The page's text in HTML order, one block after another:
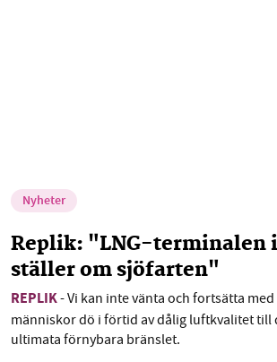
Nyheter
Replik: "LNG-terminalen
ställer om sjöfarten"
REPLIK- Vi kan inte vänta och fortsätta
människor dö i förtid av dålig luftkvalitet till
ultimata förnybara bränslet.